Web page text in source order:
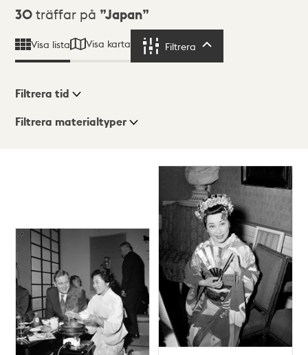
Sökresultat
30 träffar på Japan
Visa lista Visa karta Filtrera
Visningsläge
Filtrera tid
Filtrera materialtyper